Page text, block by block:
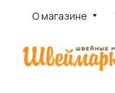
О магазине